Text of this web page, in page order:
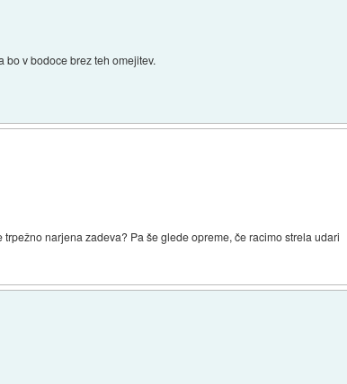
v bodoce brez teh omejitev.
narjena zadeva? Pa še glede opreme, če racimo strela udari